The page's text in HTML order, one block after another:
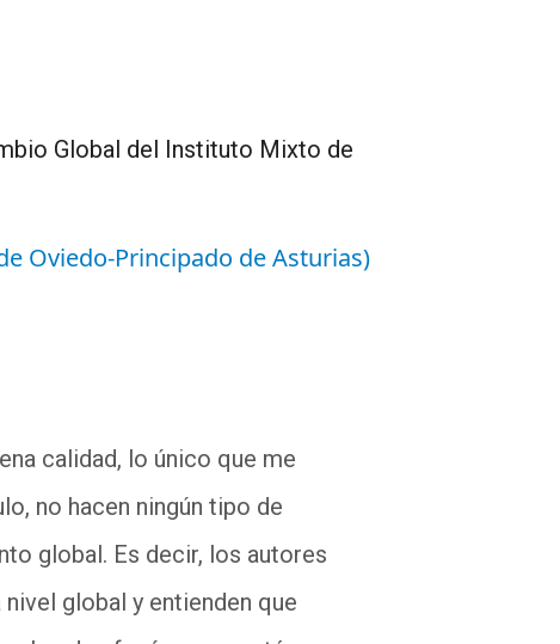
Global del Instituto Mixto de
Oviedo-Principado de Asturias)
calidad, lo único que me
no hacen ningún tipo de
global. Es decir, los autores
global y entienden que